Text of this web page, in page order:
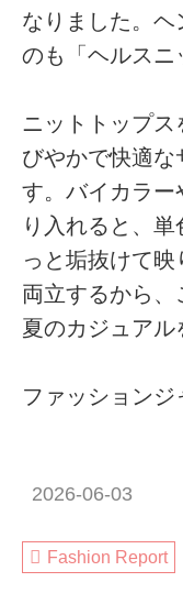
なりました。ヘ
のも「ヘルスニ
ニットトップ
びやかで快適な
す。バイカラー
り入れると、
っと垢抜けて
両立するから
夏のカジュアル
ファッション
2026-06-03
Fashion Report